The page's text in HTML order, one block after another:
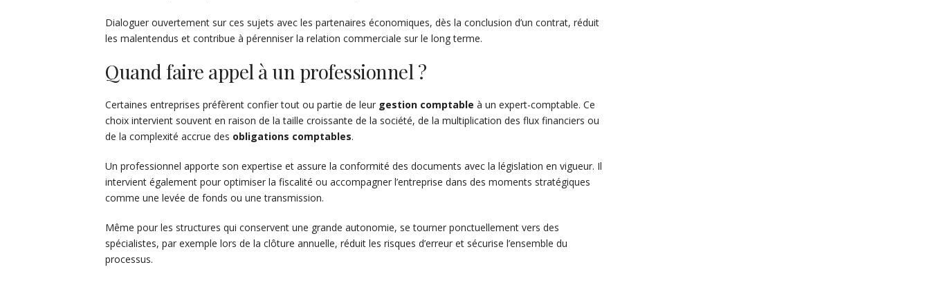
Dialoguer ouvertement sur ces sujets avec les partenaires économiques, dès la conclusion d’un contrat, réduit
les malentendus et contribue à pérenniser la relation commerciale sur le long terme.
Quand faire appel à un professionnel ?
Certaines entreprises préfèrent confier tout ou partie de leur gestion comptable à un expert-comptable. Ce
choix intervient souvent en raison de la taille croissante de la société, de la multiplication des flux financiers ou
de la complexité accrue des obligations comptables.
Un professionnel apporte son expertise et assure la conformité des documents avec la législation en vigueur. Il
intervient également pour optimiser la fiscalité ou accompagner l’entreprise dans des moments stratégiques
comme une levée de fonds ou une transmission.
Même pour les structures qui conservent une grande autonomie, se tourner ponctuellement vers des
spécialistes, par exemple lors de la clôture annuelle, réduit les risques d’erreur et sécurise l’ensemble du
processus.